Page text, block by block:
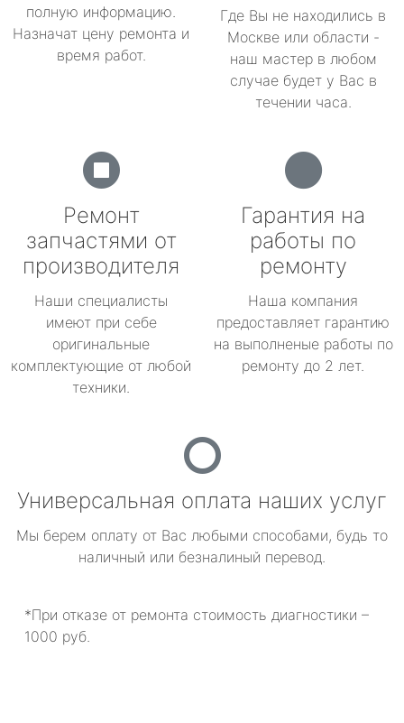
полную информацию.
Назначат цену ремонта и
время работ.
Где Вы не находились в
Москве или области -
наш мастер в любом
случае будет у Вас в
течении часа.
Ремонт
запчастями от
производителя
Наши специалисты
имеют при себе
оригинальные
комплектующие от любой
техники.
Гарантия на
работы по
ремонту
Наша компания
предоставляет гарантию
на выполненые работы по
ремонту до 2 лет.
Универсальная оплата наших услуг
Мы берем оплату от Вас любыми способами, будь то
наличный или безналиный перевод.
*При отказе от ремонта стоимость диагностики –
1000 руб.